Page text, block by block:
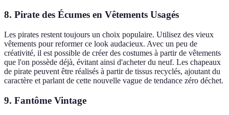
8. Pirate des Écumes en Vêtements Usagés
Les pirates restent toujours un choix populaire. Utilisez des vieux
vêtements pour reformer ce look audacieux. Avec un peu de
créativité, il est possible de créer des costumes à partir de vêtements
que l'on possède déjà, évitant ainsi d'acheter du neuf. Les chapeaux
de pirate peuvent être réalisés à partir de tissus recyclés, ajoutant du
caractère et parlant de cette nouvelle vague de tendance zéro déchet.
9. Fantôme Vintage